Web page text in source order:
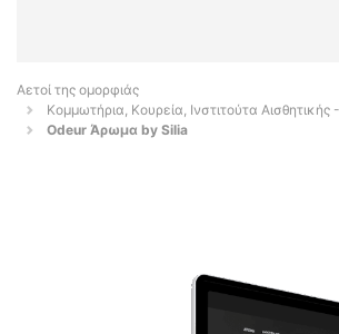
Αετοί της ομορφιάς
Κομμωτήρια, Κουρεία, Ινστιτούτα
Odeur Άρωμα by Silia